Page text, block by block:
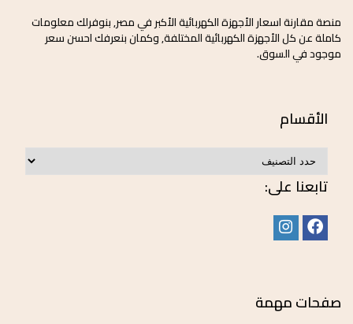
منصة مقارنة اسعار الأجهزة الكهربائية الأكبر في مصر, بنوفرلك معلومات
كاملة عن كل الأجهزة الكهربائية المختلفة, وكمان بنعرفك احسن سعر
موجود في السوق.
الأقسام
تابعنا على:
صفحات مهمة